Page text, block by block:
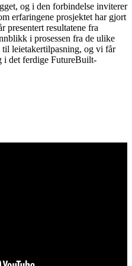
og i den forbindelse inviterer
erfaringene prosjektet har gjort
presentert resultatene fra
i prosessen fra de ulike
til leietakertilpasning, og vi får
i det ferdige FutureBuilt-